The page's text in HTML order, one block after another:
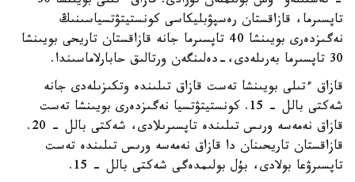
تاپسىرما، قازاقستان رەسپۋبليكاسى كونستيتۋتسياسىنىڭ
نەگىزدەرى بويىنشا 40 تاپسىرما جانە قازاقستان تاريحى بويىنشا
30 تاپسىرما بەرىلەدى،-دەلىنگەن ورتالىق حابارلاماسىندا.
قازاق ءتىلى بويىنشا تەست قازاق تىلىندە وتكىزىلەدى جانە
شەكتى بالل - 15. كونستيتۋتسيا نەگىزدەرى بويىنشا تەست
قازاق نەمەسە ورىس تىلىندە تاپسىرىلادى، شەكتى بالل - 20.
قازاقستان تاريحىنان دا قازاق نەمەسە ورىس تىلىندە تەست
تاپسىرۋعا بولادى، بۇل بولىمدەگى شەكتى بالل - 15.